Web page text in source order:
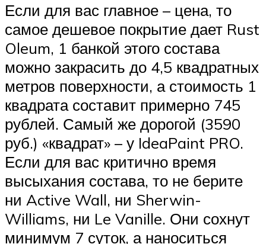
Если для вас главное – цена, то
самое дешевое покрытие дает Rust
Oleum, 1 банкой этого состава
можно закрасить до 4,5 квадратных
метров поверхности, а стоимость 1
квадрата составит примерно 745
рублей. Самый же дорогой (3590
руб.) «квадрат» – у IdeaPaint PRO.
Если для вас критично время
высыхания состава, то не берите
ни Active Wall, ни Sherwin-
Williams, ни Le Vanille. Они сохнут
минимум 7 суток, а наноситься